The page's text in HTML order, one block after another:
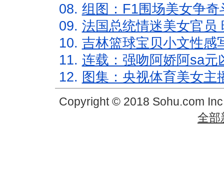
08. 组图：F1围场美女争
09. 法国总统情迷美女官员
10. 吉林篮球宝贝小文性感
11. 连载：强吻阿娇阿sa元
12. 图集：央视体育美女主
Copyright © 2018 Sohu.com
全部